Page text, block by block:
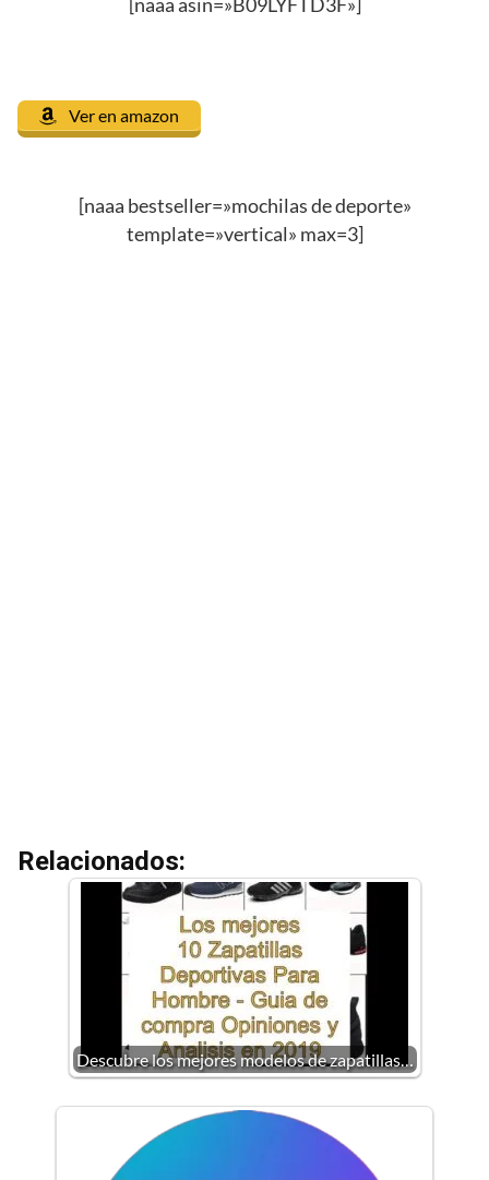
[naaa asin=»B09LYFTD3F»]
Ver en amazon
[naaa bestseller=»mochilas de deporte»
template=»vertical» max=3]
Relacionados:
Descubre los mejores modelos de zapatillas…